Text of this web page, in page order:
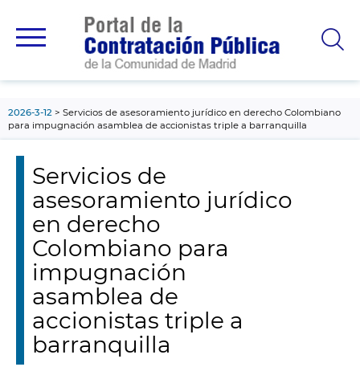
principal
2026-3-12
Servicios de asesoramiento jurídico en derecho Colombiano
para impugnación asamblea de accionistas triple a barranquilla
Servicios de
asesoramiento jurídico
en derecho
Colombiano para
impugnación
asamblea de
accionistas triple a
barranquilla